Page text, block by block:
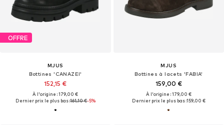
OFFRE
MJUS
Bottines 'CANAZEI'
152,15 €
À l'origine : 179,00 €
Dernier prix le plus bas :161,10 €-5%
MJUS
Bottines à lacets 'FABIA'
159,00 €
À l'origine : 179,00 €
Dernier prix le plus bas :159,00 €